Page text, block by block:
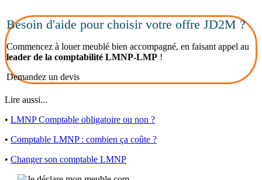
Besoin d'aide pour choisir votre offre JD2M ?
Commencez à louer meublé bien accompagné, en faisant appel au
leader de la comptabilité LMNP-LMP !
Demandez un devis
Lire aussi...
• LMNP Comptable obligatoire ou non ?
• Comptable LMNP : combien ça coûte ?
• Changer son comptable LMNP